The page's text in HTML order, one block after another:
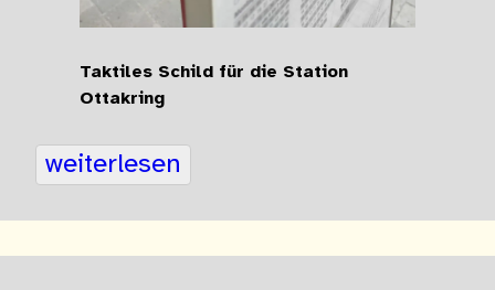
Taktiles Schild für die Station
Ottakring
weiterlesen